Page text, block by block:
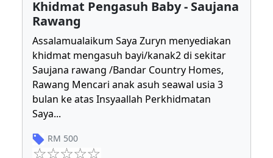
Khidmat Pengasuh Baby - Saujana
Rawang
Assalamualaikum Saya Zuryn menyediakan
khidmat mengasuh bayi/kanak2 di sekitar
Saujana rawang /Bandar Country Homes,
Rawang Mencari anak asuh seawal usia 3
bulan ke atas Insyaallah Perkhidmatan
Saya...
RM 500